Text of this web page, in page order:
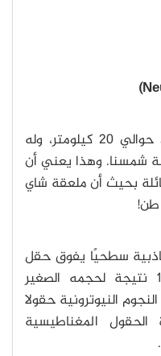
يصل قطر النجم النيوتروني إلى حوالي 20 كيلومتر، وله
1،4 ضعف كتلة شمسنا. وهذا يعني أن
بحيث أن ملعقة شاي
طن!
سطحيًا يفوق حقل
جاذبية الأرض بحوالي 2∗10^11 نتيجة لحجمه الصغير
النيوترونية حقولا
المغناطيسية